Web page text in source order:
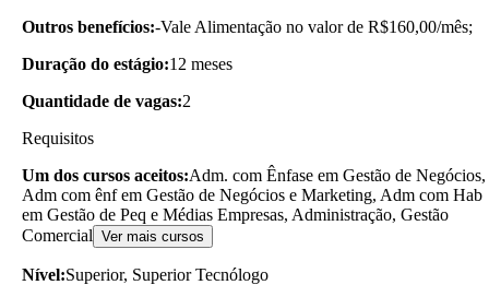
Outros benefícios:-Vale Alimentação no valor de R$160,00/mês;
Duração do estágio:12 meses
Quantidade de vagas:2
Requisitos
Um dos cursos aceitos:Adm. com Ênfase em Gestão de Negócios,
Adm com ênf em Gestão de Negócios e Marketing, Adm com Hab
em Gestão de Peq e Médias Empresas, Administração, Gestão
Comercial Ver mais cursos
Nível:Superior, Superior Tecnólogo